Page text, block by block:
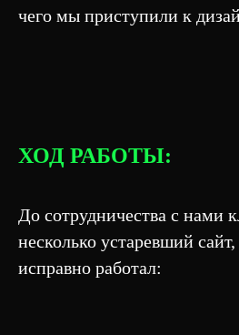
чего мы приступили к
ХОД РАБОТЫ:
До сотрудничества с нами
несколько устаревший
исправно работал: